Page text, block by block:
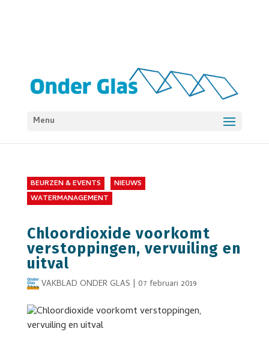
Menu
BEURZEN & EVENTS
NIEUWS
WATERMANAGEMENT
Chloordioxide voorkomt
verstoppingen, vervuiling en
uitval
VAKBLAD ONDER GLAS | 07 februari 2019